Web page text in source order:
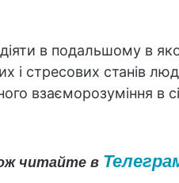
в подальшому в
і стресових станів
взаєморозуміння в
читайте в